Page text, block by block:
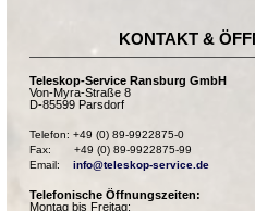
KONTAKT &
Teleskop-Service Ransburg GmbH
Von-Myra-Straße 8
D-85599 Parsdorf
Telefon: +49 (0) 89-9922875-0
Fax:       +49 (0) 89-9922875-99
Email: info@teleskop-service.de
Telefonische Öffnungszeiten:
Montag bis Freitag: